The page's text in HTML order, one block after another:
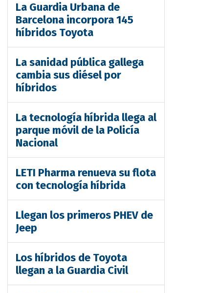
La Guardia Urbana de
Barcelona incorpora 145
híbridos Toyota
La sanidad pública gallega
cambia sus diésel por
híbridos
La tecnología híbrida llega al
parque móvil de la Policía
Nacional
LETI Pharma renueva su flota
con tecnología híbrida
Llegan los primeros PHEV de
Jeep
Los híbridos de Toyota
llegan a la Guardia Civil